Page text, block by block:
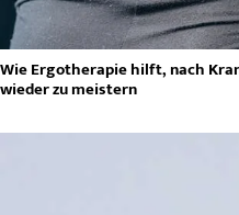
Wie Ergotherapie hilft, nach
wieder zu meistern